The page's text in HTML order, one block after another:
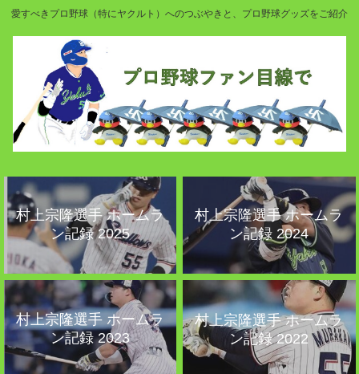
愛すべきプロ野球（特にヤクルト）へのつぶやきと、プロ野球グッズをご紹介
村上宗隆選手 ホームラ
ン記録 2025
村上宗隆選手 ホームラ
ン記録 2024
村上宗隆選手 ホームラ
ン記録 2023
村上宗隆選手 ホームラ
ン記録 2022